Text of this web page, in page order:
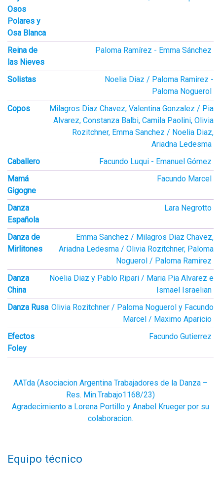
Osos
Polares y
Osa Blanca
Reina de
las Nieves
Paloma Ramírez Emma Sánchez
Solistas
Noelia Diaz / Paloma Ramirez
Paloma Noguerol
Copos
Milagros Diaz Chavez, Valentina Gonzalez / Pia
Alvarez, Constanza Balbi, Camila Paolini, Olivia
Rozitchner, Emma Sanchez / Noelia Diaz,
Ariadna Ledesma
Caballero
Facundo Luqui
Emanuel Gómez
Mamá
Gigogne
Facundo Marcel
Danza
Española
Lara Negrotto
Danza de
Mirlitones
Emma Sanchez / Milagros Diaz Chavez,
Ariadna Ledesma / Olivia Rozitchner, Paloma
Noguerol / Paloma Ramirez
Danza
China
Noelia Diaz y Pablo Ripari / Maria Pia Alvarez e
Ismael Israelian
Danza Rusa Olivia Rozitchner / Paloma Noguerol y Facundo
Marcel / Maximo Aparicio
Efectos
Foley
Facundo Gutierrez
AATda (Asociacion Argentina Trabajadores de la Danza –
Res. Min.Trabajo1168/23)
Agradecimiento a Lorena Portillo y Anabel Krueger por su
colaboracion.
Equipo técnico